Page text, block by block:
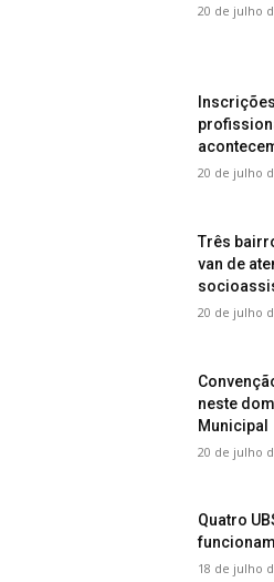
20 de julho
20 de julho
Três
van de
20 de julho
neste
Municipal
20 de julho
Quatro
18 de julho